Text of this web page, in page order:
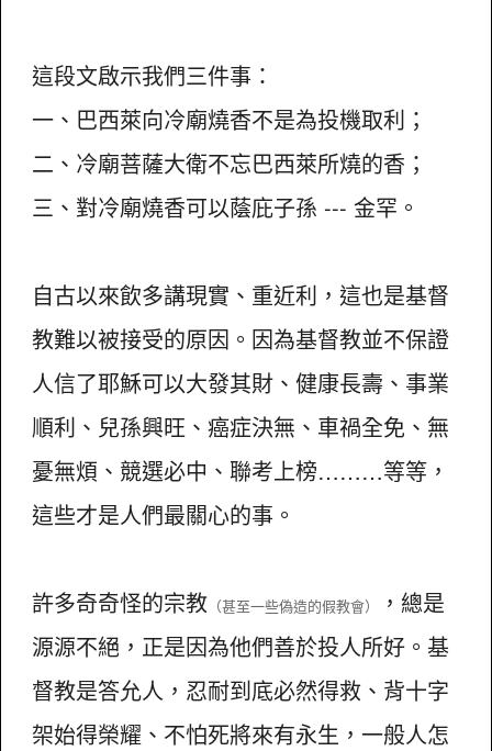
這段文啟示我們三件事：
一、巴西萊向冷廟燒香不是為投機取利；
二、冷廟菩薩大衛不忘巴西萊所燒的香；
三、對冷廟燒香可以蔭庇子孫 --- 金罕。
自古以來飲多講現實、重近利，這也是基督
教難以被接受的原因。因為基督教並不保證
人信了耶穌可以大發其財、健康長壽、事業
順利、兒孫興旺、癌症決無、車禍全免、無
憂無煩、競選必中、聯考上榜………等等，
這些才是人們最關心的事。
許多奇奇怪的宗教 （甚至一些偽造的假教會）
，總是
源源不絕，正是因為他們善於投人所好。基
督教是答允人，忍耐到底必然得救、背十字
架始得榮耀、不怕死將來有永生，一般人怎